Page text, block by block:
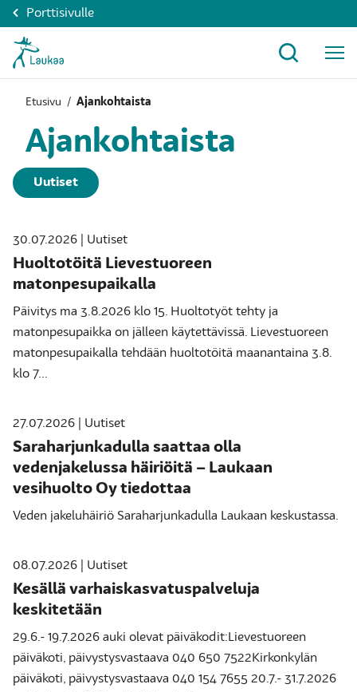
Porttisivulle
Etusivu / Ajankohtaista
Ajankohtaista
Uutiset
30.07.2026 | Uutiset
Huoltotöitä Lievestuoreen
matonpesupaikalla
Päivitys ma 3.8.2026 klo 15. Huoltotyöt tehty ja
matonpesupaikka on jälleen käytettävissä. Lievestuoreen
matonpesupaikalla tehdään huoltotöitä maanantaina 3.8.
klo 7...
27.07.2026 | Uutiset
Saraharjunkadulla saattaa olla
vedenjakelussa häiriöitä – Laukaan
vesihuolto Oy tiedottaa
Veden jakeluhäiriö Saraharjunkadulla Laukaan keskustassa.
08.07.2026 | Uutiset
Kesällä varhaiskasvatuspalveluja
keskitetään
29.6.- 19.7.2026 auki olevat päiväkodit:Lievestuoreen
päiväkoti, päivystysvastaava 040 650 7522Kirkonkylän
päiväkoti, päivystysvastaava 040 154 7655 20.7.- 31.7.2026